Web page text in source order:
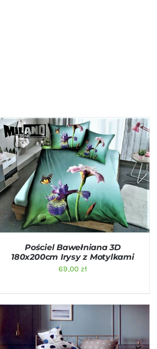
DODAJ DO KOSZYKA / QUICK VIEW
Pościel Bawełniana 3D
180x200cm Irysy z Motylkami
69,00zł